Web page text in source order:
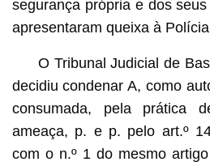
segurança própria e dos
apresentaram queixa à
O Tribunal Judicial de
decidiu condenar A, como
consumada, pela prática
ameaça, p. e p. pelo art.º
com o n.º 1 do mesmo